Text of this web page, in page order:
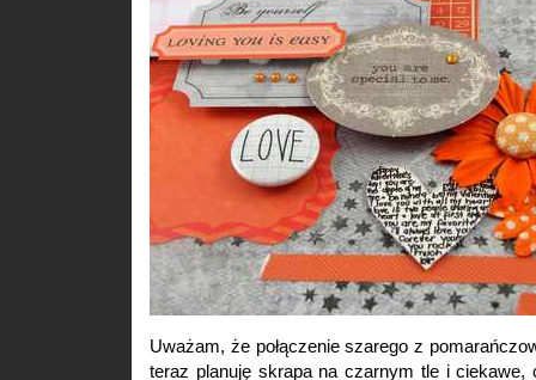
Uważam, że połączenie szarego z
teraz planuję skrapa na czarnym tle i ciekawe,